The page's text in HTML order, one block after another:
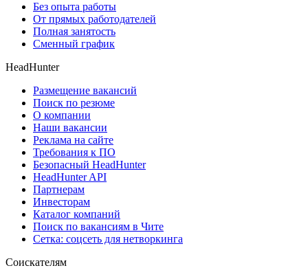
Без опыта работы
От прямых работодателей
Полная занятость
Сменный график
HeadHunter
Размещение вакансий
Поиск по резюме
О компании
Наши вакансии
Реклама на сайте
Требования к ПО
Безопасный HeadHunter
HeadHunter API
Партнерам
Инвесторам
Каталог компаний
Поиск по вакансиям в Чите
Сетка: соцсеть для нетворкинга
Соискателям